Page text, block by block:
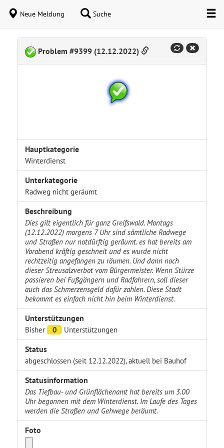
Neue Meldung Suche
Problem #9399 (12.12.2022)
Hauptkategorie
Winterdienst
Unterkategorie
Radweg nicht geräumt
Beschreibung
Dies gilt eigentlich für ganz Greifswald. Montags
(12.12.2022) morgens 7 Uhr sind sämtliche Radwege
und Straßen nur notdürftig geräumt. es hat bereits am
Vorabend kräftig geschneit und es wurde nicht
rechtzeitig angefangen zu räumen. Und dann noch
dieser Streusalzverbot vom Bürgermeister. Wenn Stürze
passieren bei Fußgängern und Radfahrern, soll dieser
auch das Schmerzensgeld dafür zahlen. Diese Stadt
bekommt es einfach nicht hin beim Winterdienst.
Unterstützungen
Bisher 0 Unterstützungen
Status
abgeschlossen (seit 12.12.2022), aktuell bei Bauhof
Statusinformation
Das Tiefbau- und Grünflächenamt hat bereits um 3.00
Uhr begonnen mit dem Winterdienst. Im Laufe des Tages
werden die Straßen und Gehwege beräumt.
Foto